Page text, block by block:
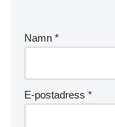
Namn *
E-postadress *